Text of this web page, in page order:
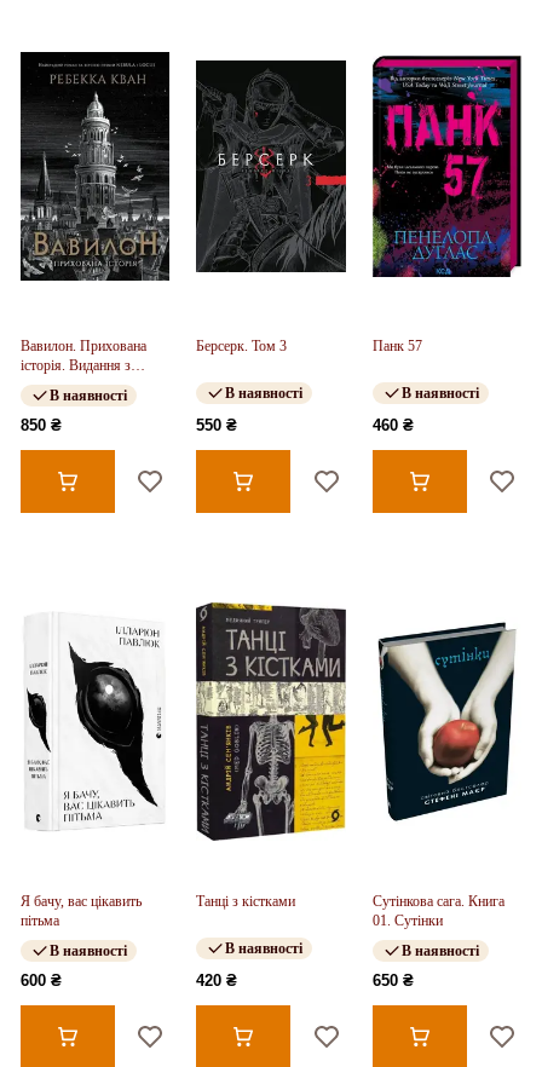
Вавилон. Прихована
історія. Видання з
ілюстрованим зрізом
(у)
В наявності
850 ₴
Берсерк. Том 3
В наявності
550 ₴
Панк 57
В наявності
460 ₴
Я бачу, вас цікавить
пітьма
В наявності
600 ₴
Танці з кістками
В наявності
420 ₴
Сутінкова сага. Книга
01. Сутінки
В наявності
650 ₴